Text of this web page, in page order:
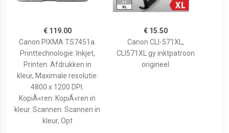
€ 119.00
Canon PIXMA TS7451a.
Printtechnologie: Inkjet,
Printen: Afdrukken in
kleur, Maximale resolutie:
4800 x 1200 DPI.
KopiÃ«ren: KopiÃ«ren in
kleur. Scannen: Scannen in
kleur, Opt
€ 15.50
Canon CLI-571XL,
CLI571XL gy inktpatroon
origineel